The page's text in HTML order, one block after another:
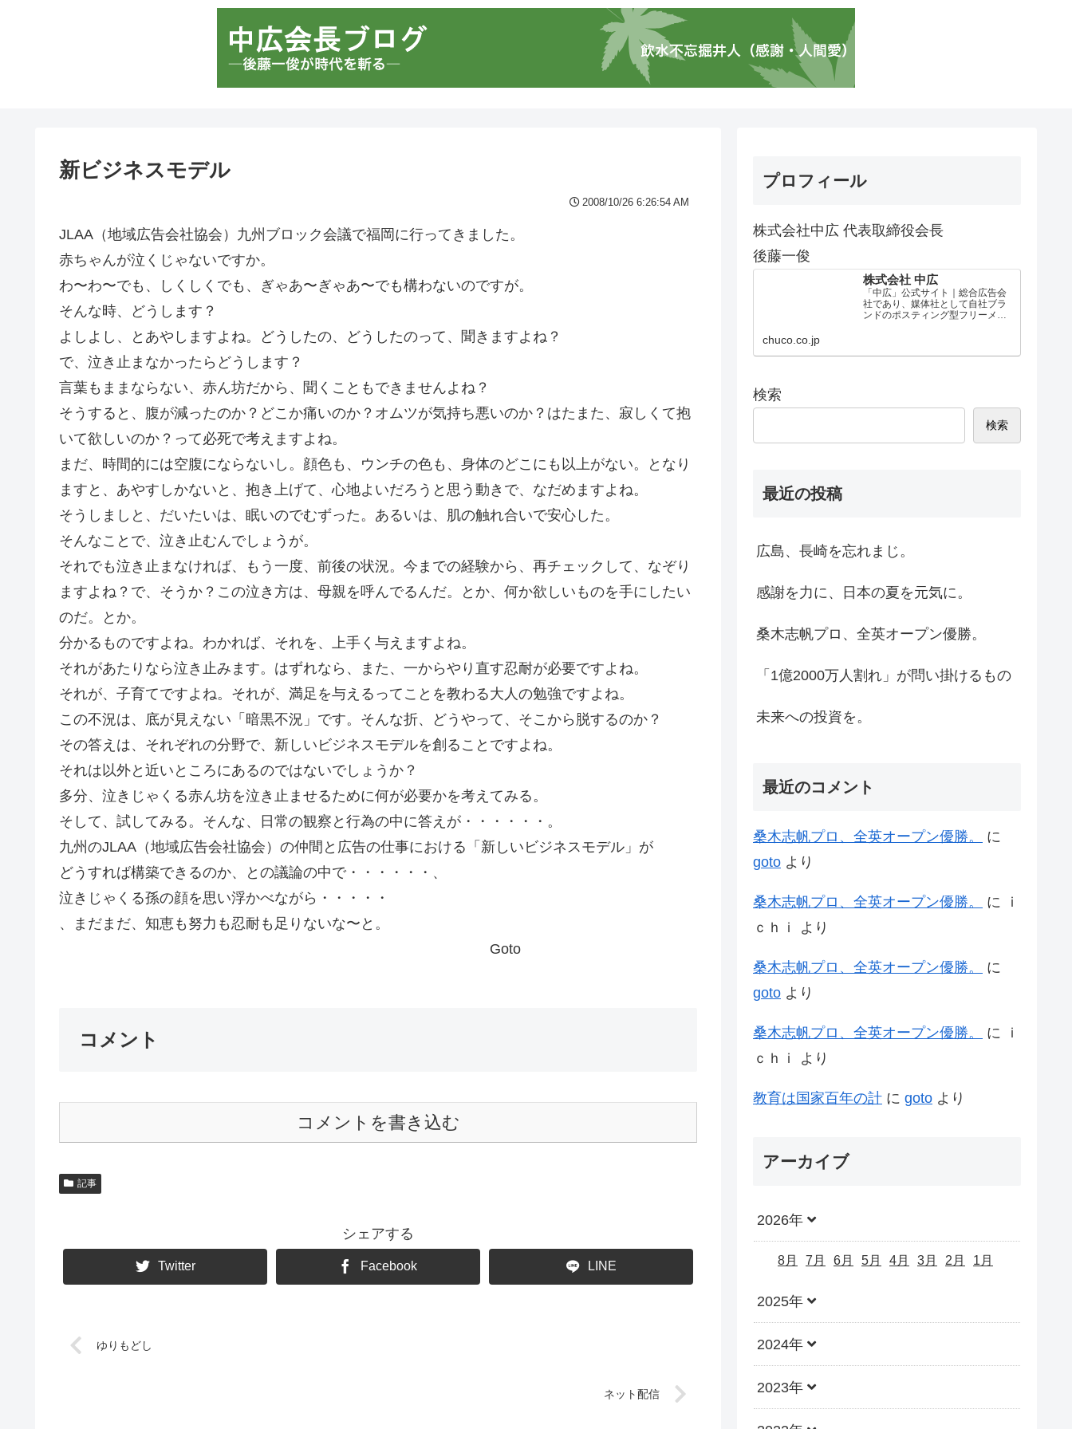
新ビジネスモデル
2008/10/26 6:26:54 AM
JLAA（地域広告会社協会）九州ブロック会議で福岡に行ってきました。
赤ちゃんが泣くじゃないですか。
わ〜わ〜でも、しくしくでも、ぎゃあ〜ぎゃあ〜でも構わないのですが。
そんな時、どうします？
よしよし、とあやしますよね。どうしたの、どうしたのって、聞きますよね？
で、泣き止まなかったらどうします？
言葉もままならない、赤ん坊だから、聞くこともできませんよね？
そうすると、腹が減ったのか？どこか痛いのか？オムツが気持ち悪いのか？はたまた、寂しくて抱
いて欲しいのか？って必死で考えますよね。
まだ、時間的には空腹にならないし。顔色も、ウンチの色も、身体のどこにも以上がない。となり
ますと、あやすしかないと、抱き上げて、心地よいだろうと思う動きで、なだめますよね。
そうしましと、だいたいは、眠いのでむずった。あるいは、肌の触れ合いで安心した。
そんなことで、泣き止むんでしょうが。
それでも泣き止まなければ、もう一度、前後の状況。今までの経験から、再チェックして、なぞり
ますよね？で、そうか？この泣き方は、母親を呼んでるんだ。とか、何か欲しいものを手にしたい
のだ。とか。
分かるものですよね。わかれば、それを、上手く与えますよね。
それがあたりなら泣き止みます。はずれなら、また、一からやり直す忍耐が必要ですよね。
それが、子育てですよね。それが、満足を与えるってことを教わる大人の勉強ですよね。
この不況は、底が見えない「暗黒不況」です。そんな折、どうやって、そこから脱するのか？
その答えは、それぞれの分野で、新しいビジネスモデルを創ることですよね。
それは以外と近いところにあるのではないでしょうか？
多分、泣きじゃくる赤ん坊を泣き止ませるために何が必要かを考えてみる。
そして、試してみる。そんな、日常の観察と行為の中に答えが・・・・・・。
九州のJLAA（地域広告会社協会）の仲間と広告の仕事における「新しいビジネスモデル」が
どうすれば構築できるのか、との議論の中で・・・・・・、
泣きじゃくる孫の顔を思い浮かべながら・・・・・
、まだまだ、知恵も努力も忍耐も足りないな〜と。
Goto
コメント
コメントを書き込む
記事
シェアする
Twitter Facebook LINE
ゆりもどし
ネット配信
プロフィール
株式会社中広 代表取締役会長
後藤一俊
株式会社 中広
「中広」公式サイト｜総合広告会
社であり、媒体社として自社ブラ
ンドのポスティング型フリーメデ
chuco.co.jp
検索
検索
最近の投稿
広島、長崎を忘れまじ。
感謝を力に、日本の夏を元気に。
桑木志帆プロ、全英オープン優勝。
「1億2000万人割れ」が問い掛けるもの
未来への投資を。
最近のコメント
桑木志帆プロ、全英オープン優勝。
に
goto より
桑木志帆プロ、全英オープン優勝。 に
ｉ
ｃｈｉ
より
桑木志帆プロ、全英オープン優勝。
に
goto より
桑木志帆プロ、全英オープン優勝。 に
ｉ
ｃｈｉ
より
教育は国家百年の計 に goto より
アーカイブ
2026年
8月 7月 6月 5月 4月 3月 2月 1月
2025年
2024年
2023年